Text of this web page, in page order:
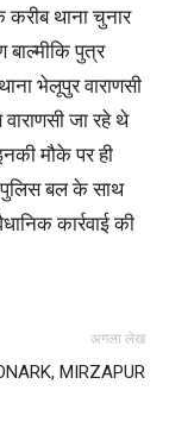
थाना चुनार
पुत्र
भेलूपुर वाराणसी
जा रहे थे
मौके पर ही
पुलिस बल के साथ
कार्रवाई की
अगला लेख
MIRZAPUR